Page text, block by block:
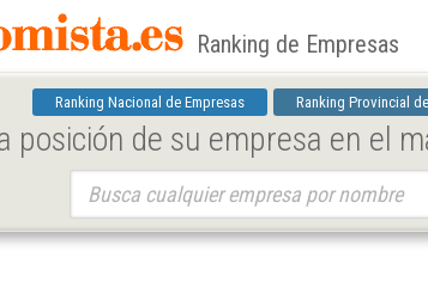
Ranking de Empresas
Ranking Nacional de Empresas Ranking Provincial
posición de su empresa en el